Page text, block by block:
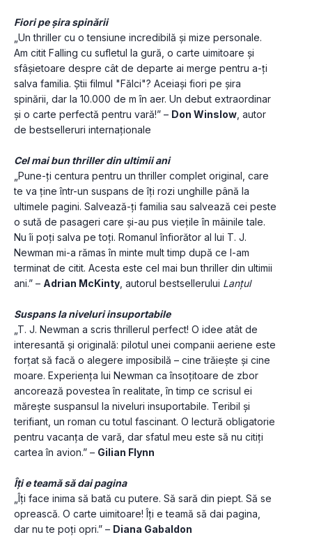
Fiori pe șira spinării
„Un thriller cu o tensiune incredibilă și mize personale.
Am citit Falling cu sufletul la gură, o carte uimitoare și
sfâșietoare despre cât de departe ai merge pentru a-ți
salva familia. Știi filmul "Fălci"? Aceiași fiori pe șira
spinării, dar la 10.000 de m în aer. Un debut extraordinar
și o carte perfectă pentru vară!” – Don Winslow , autor
de bestselleruri internaționale
Cel mai bun thriller din ultimii ani
„Pune-ți centura pentru un thriller complet original, care
te va ține într-un suspans de îți rozi unghille până la
ultimele pagini. Salvează-ți familia sau salvează cei peste
o sută de pasageri care și-au pus viețile în mâinile tale.
Nu îi poți salva pe toți. Romanul înfiorător al lui T. J.
Newman mi-a rămas în minte mult timp după ce l-am
terminat de citit. Acesta este cel mai bun thriller din ultimii
ani.” – Adrian McKinty , autorul bestsellerului Lanțul
Suspans la niveluri insuportabile
„T. J. Newman a scris thrillerul perfect! O idee atât de
interesantă și originală: pilotul unei companii aeriene este
forțat să facă o alegere imposibilă – cine trăiește și cine
moare. Experiența lui Newman ca însoțitoare de zbor
ancorează povestea în realitate, în timp ce scrisul ei
mărește suspansul la niveluri insuportabile. Teribil și
terifiant, un roman cu totul fascinant. O lectură obligatorie
pentru vacanța de vară, dar sfatul meu este să nu citiți
cartea în avion.” – Gilian Flynn
Îți e teamă să dai pagina
„Îți face inima să bată cu putere. Să sară din piept. Să se
oprească. O carte uimitoare! Îți e teamă să dai pagina,
dar nu te poți opri.” – Diana Gabaldon